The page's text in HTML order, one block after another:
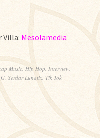
Villa: Mesolamedia
Music, Hip Hop Interview,
Serdar Lunatix Tik Tok